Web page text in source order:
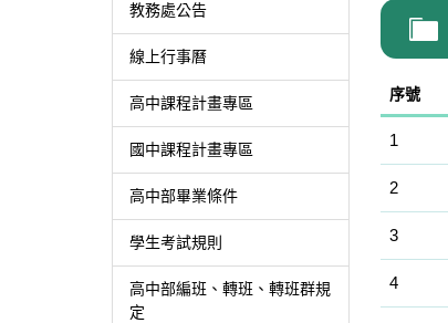
教務處公告
線上行事曆
高中課程計畫專區
國中課程計畫專區
高中部畢業條件
學生考試規則
高中部編班、轉班、轉班群規
定
序號
1
2
3
4